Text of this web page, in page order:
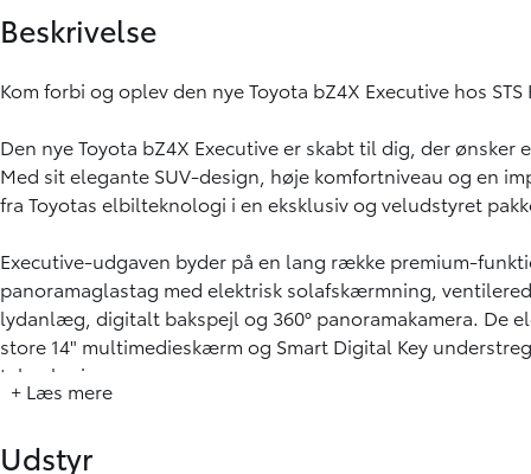
Beskrivelse
Kom forbi og oplev den nye Toyota bZ4X Executive hos
Den nye Toyota bZ4X Executive er skabt til dig, der ønsker
Med sit elegante SUV-design, høje komfortniveau og en
fra Toyotas elbilteknologi i en eksklusiv og veludstyret
Executive-udgaven byder på en lang række premium-
panoramaglastag med elektrisk solafskærmning,
lydanlæg, digitalt bakspejl og 360° panoramakamera. De
store 14" multimedieskærm og Smart Digital Key
teknologi.
både hverdagskørsel og de lange ture.
+ Læs mere
Udstyr